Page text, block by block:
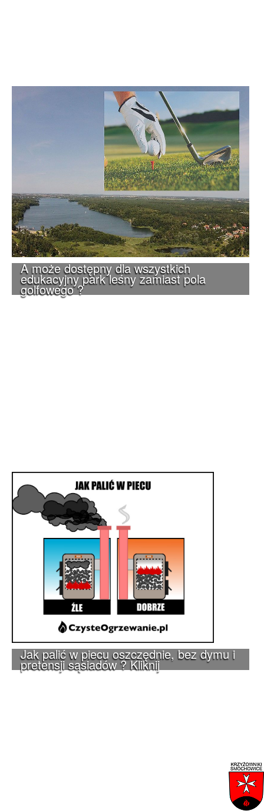
A może dostępny dla wszystkich
edukacyjny park leśny zamiast pola
golfowego ?
Jak palić w piecu oszczędnie, bez dymu i
pretensji sąsiadów ? Kliknij